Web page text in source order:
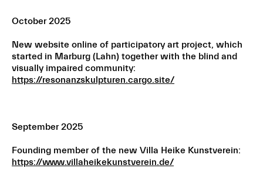
October 2025
New website online of participatory art project, which
started in Marburg (Lahn) together with the blind and
visually impaired community:
https://resonanzskulpturen.cargo.site/
September 2025
Founding member of the new Villa Heike Kunstverein:
https://www.villaheikekunstverein.de/